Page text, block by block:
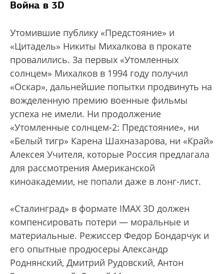
Война в 3D
Утомившие публику «Предстояние» и
«Цитадель» Никиты Михалкова в прокате
провалились. За первых «Утомленных
солнцем» Михалков в 1994 году получил
«Оскар», дальнейшие попытки продвинуть на
вожделенную премию военные фильмы
успеха не имели. Ни продолжение
«Утомленные солнцем-2: Предстояние», ни
«Белый тигр» Карена Шахназарова, ни «Край»
Алексея Учителя, которые Россия предлагала
для рассмотрения Американской
киноакадемии, не попали даже в лонг-лист.
«Сталинград» в формате IMAX 3D должен
компенсировать потери — моральные и
материальные. Режиссер Федор Бондарчук и
его опытные продюсеры Александр
Роднянский, Дмитрий Рудовский, Антон